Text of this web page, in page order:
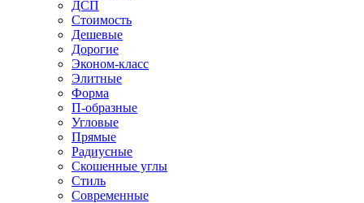
ДСП
Стоимость
Дешевые
Дорогие
Эконом-класс
Элитные
Форма
П-образные
Угловые
Прямые
Радиусные
Скошенные углы
Стиль
Современные